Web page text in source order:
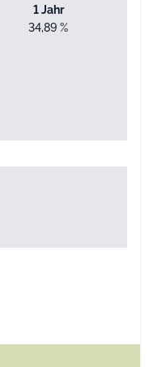
1 Jahr
34,89 %